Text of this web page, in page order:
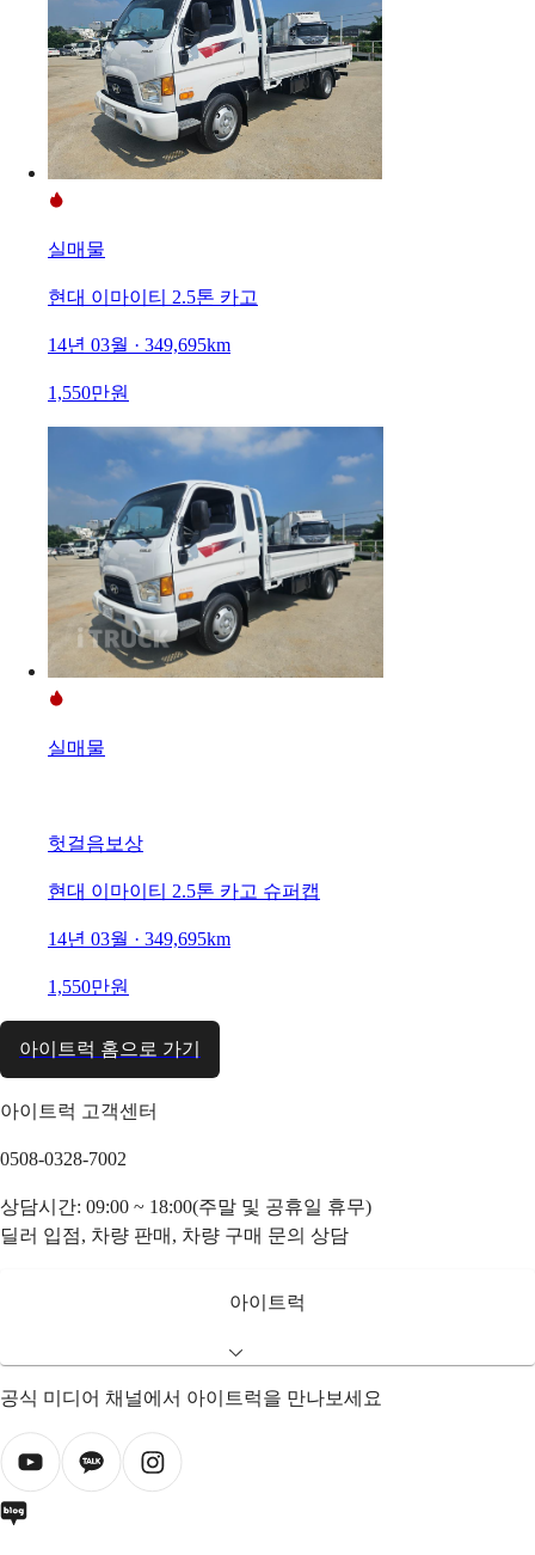
실매물
현대 이마이티 2.5톤 카고
14년 03월 · 349,695km
1,550만원
실매물
헛걸음보상
현대 이마이티 2.5톤 카고 슈퍼캡
14년 03월 · 349,695km
1,550만원
아이트럭 홈으로 가기
아이트럭 고객센터
0508-0328-7002
상담시간: 09:00 ~ 18:00(주말 및 공휴일 휴무)
딜러 입점, 차량 판매, 차량 구매 문의 상담
아이트럭
공식 미디어 채널에서 아이트럭을 만나보세요